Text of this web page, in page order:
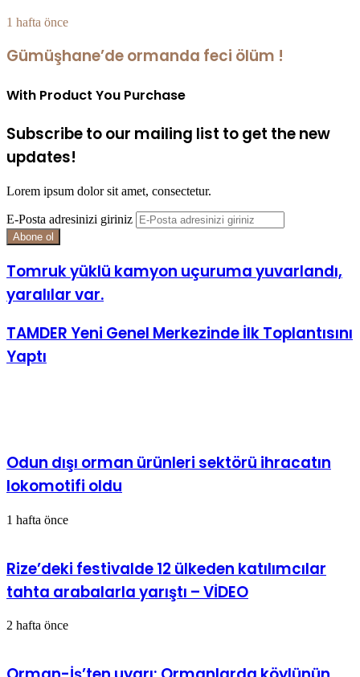
1 hafta önce
Gümüşhane’de ormanda feci ölüm !
With Product You Purchase
Subscribe to our mailing list to get the new
updates!
Lorem ipsum dolor sit amet, consectetur.
E-Posta adresinizi giriniz
Tomruk yüklü kamyon uçuruma yuvarlandı,
yaralılar var.
TAMDER Yeni Genel Merkezinde İlk Toplantısını
Yaptı
Odun dışı orman ürünleri sektörü ihracatın
lokomotifi oldu
1 hafta önce
Rize’deki festivalde 12 ülkeden katılımcılar
tahta arabalarla yarıştı – VİDEO
2 hafta önce